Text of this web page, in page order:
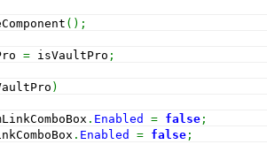
( ) ;
= isVaultPro ;
)
. Enabled = false ;
. Enabled = false ;